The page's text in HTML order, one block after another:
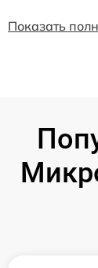
Показать